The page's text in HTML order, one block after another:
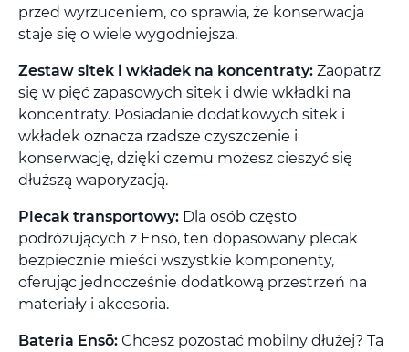
przed wyrzuceniem, co sprawia, że konserwacja
staje się o wiele wygodniejsza.
Zestaw sitek i wkładek na koncentraty: Zaopatrz
się w pięć zapasowych sitek i dwie wkładki na
koncentraty. Posiadanie dodatkowych sitek i
wkładek oznacza rzadsze czyszczenie i
konserwację, dzięki czemu możesz cieszyć się
dłuższą waporyzacją.
Plecak transportowy: Dla osób często
podróżujących z Ensō, ten dopasowany plecak
bezpiecznie mieści wszystkie komponenty,
oferując jednocześnie dodatkową przestrzeń na
materiały i akcesoria.
Bateria Ensō: Chcesz pozostać mobilny dłużej? Ta